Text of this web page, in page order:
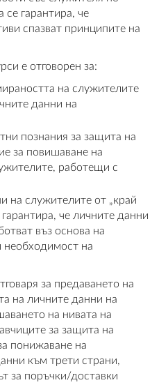
се гарантира, че
спазват принципите на
е отговорен за:
на служителите
данни на
познания за защита на
за повишаване на
работещи с
на служителите от „край
че личните данни
въз основа на
необходимост на
за предаването на
на личните данни на
на нивата на
за защита на
понижаване на
към трети страни,
за поръчки/доставки